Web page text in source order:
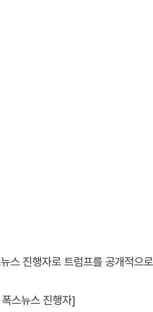
스 진행자로 트럼프를 공개적으
스뉴스 진행자]